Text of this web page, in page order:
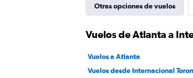
Otras opciones de vuelos
Vuelos de Atlanta a
Vuelos a Atlanta
Vuelos desde Internacional